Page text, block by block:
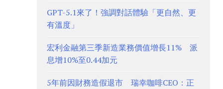
GPT-5.1來了！強調對話體驗「更自然、更
有溫度」
宏利金融第三季新造業務價值增長11% 派
息增10%至0.44加元
5年前因財務造假退市 瑞幸咖啡CEO：正